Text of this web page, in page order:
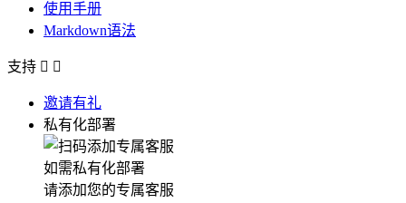
使用手册
Markdown语法
支持  
邀请有礼
私有化部署
如需私有化部署
请添加您的专属客服